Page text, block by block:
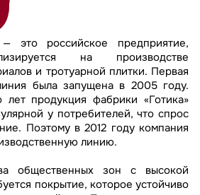
это российское предприятие,
на производстве
и тротуарной плитки. Первая
была запущена в 2005 году.
лет продукция фабрики «Готика»
у потребителей, что спрос
Поэтому в 2012 году компания
линию.
общественных зон с высокой
покрытие, которое устойчиво